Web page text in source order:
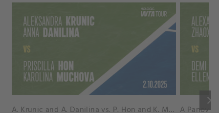
keyboard_arrow_right
A. Krunic and A. Danilina vs. P. Hon and K. Muchova Match Highlights - BEIJING_Capital Group Diamond ( October 02, 2025)